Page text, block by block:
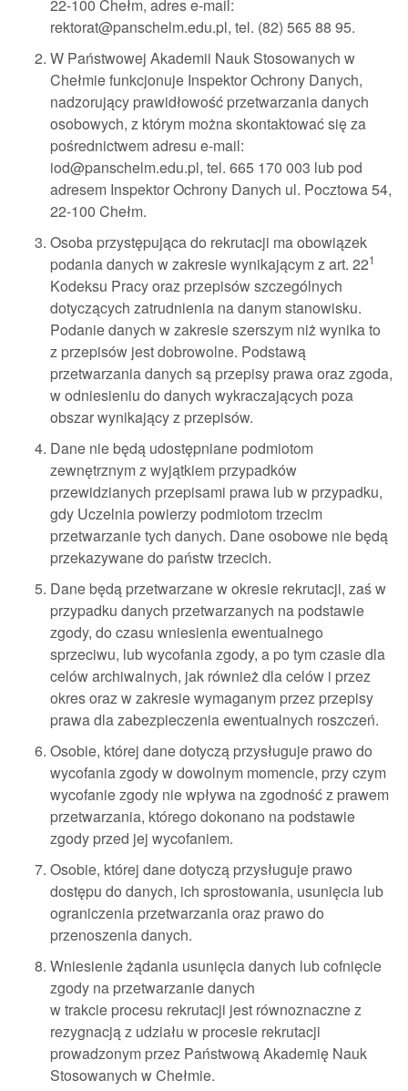
22-100 Chełm, adres e-mail:
rektorat@panschelm.edu.pl, tel. (82) 565 88 95.
W Państwowej Akademii Nauk Stosowanych w
Chełmie funkcjonuje Inspektor Ochrony Danych,
nadzorujący prawidłowość przetwarzania danych
osobowych, z którym można skontaktować się za
pośrednictwem adresu e-mail:
iod@panschelm.edu.pl, tel. 665 170 003 lub pod
adresem Inspektor Ochrony Danych ul. Pocztowa 54,
22-100 Chełm.
Osoba przystępująca do rekrutacji ma obowiązek
podania danych w zakresie wynikającym z art. 221
Kodeksu Pracy oraz przepisów szczególnych
dotyczących zatrudnienia na danym stanowisku.
Podanie danych w zakresie szerszym niż wynika to
z przepisów jest dobrowolne. Podstawą
przetwarzania danych są przepisy prawa oraz zgoda,
w odniesieniu do danych wykraczających poza
obszar wynikający z przepisów.
Dane nie będą udostępniane podmiotom
zewnętrznym z wyjątkiem przypadków
przewidzianych przepisami prawa lub w przypadku,
gdy Uczelnia powierzy podmiotom trzecim
przetwarzanie tych danych. Dane osobowe nie będą
przekazywane do państw trzecich.
Dane będą przetwarzane w okresie rekrutacji, zaś w
przypadku danych przetwarzanych na podstawie
zgody, do czasu wniesienia ewentualnego
sprzeciwu, lub wycofania zgody, a po tym czasie dla
celów archiwalnych, jak również dla celów i przez
okres oraz w zakresie wymaganym przez przepisy
prawa dla zabezpieczenia ewentualnych roszczeń.
Osobie, której dane dotyczą przysługuje prawo do
wycofania zgody w dowolnym momencie, przy czym
wycofanie zgody nie wpływa na zgodność z prawem
przetwarzania, którego dokonano na podstawie
zgody przed jej wycofaniem.
Osobie, której dane dotyczą przysługuje prawo
dostępu do danych, ich sprostowania, usunięcia lub
ograniczenia przetwarzania oraz prawo do
przenoszenia danych.
Wniesienie żądania usunięcia danych lub cofnięcie
zgody na przetwarzanie danych
w trakcie procesu rekrutacji jest równoznaczne z
rezygnacją z udziału w procesie rekrutacji
prowadzonym przez Państwową Akademię Nauk
Stosowanych w Chełmie.